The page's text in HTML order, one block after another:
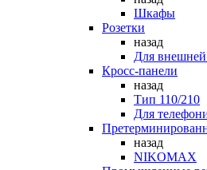
Шкафы
Розетки
назад
Для внешней
Кросс-панели
назад
Тип 110/210
Для
назад
NIKOMAX